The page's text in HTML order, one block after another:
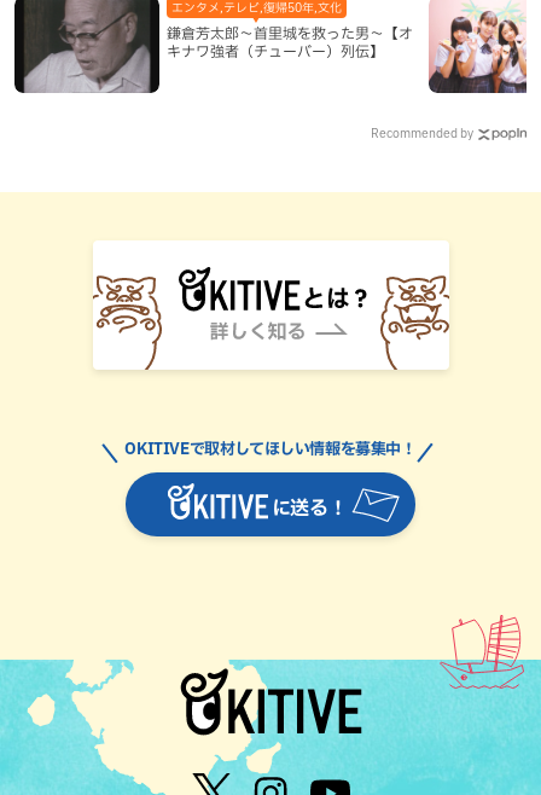
鎌倉芳太郎～首里城を救った男～【オ
キナワ強者（チューバー）列伝】
エンタメ,テレビ,復帰50年,文化
Recommended by
に送る！
OKITIVEで取材してほしい情報を募集中！